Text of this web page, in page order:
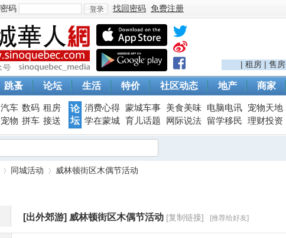
密码
登
找回密码 免费注册
| 租房 | 售房
跳蚤 论坛 生活 特价 社区动态 地产 商家
汽车 数码 租房
宠物 拼车 接送
论
坛
消费心得 蒙城车事 美食美味 电脑电讯 宠物天地
学在蒙城 育儿话题 网际说法 留学移民 理财投资
同城活动
›
威林顿街区木偶节活动
[出外郊游] 威林顿街区木偶节活动 [复制链接] [推荐给好友]